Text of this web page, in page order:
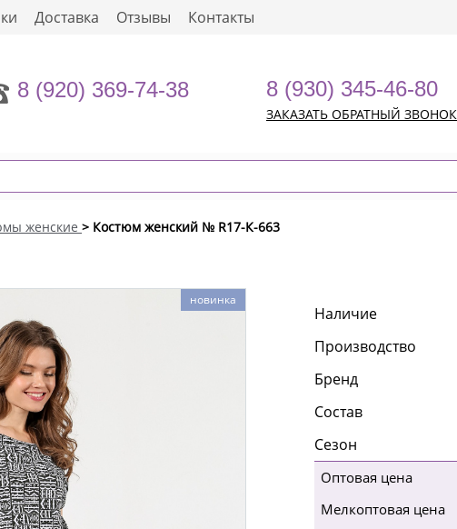
Доставка Отзывы Контакты
8 (920) 369-74-38 8 (930) 345-46-80
ЗАКАЗАТЬ ОБРАТНЫЙ ЗВОНОК
женские > Костюм женский № R17-К-663
новинка
Наличие
Производство
Бренд
Состав
Сезон
Оптовая цена
Мелкоптовая цена